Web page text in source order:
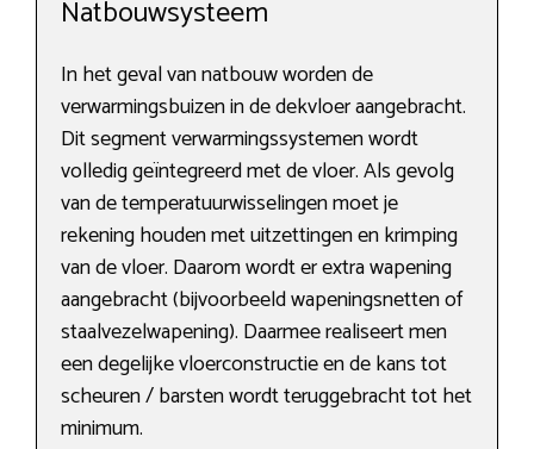
Natbouwsysteem
In het geval van natbouw worden de
verwarmingsbuizen in de dekvloer aangebracht.
Dit segment verwarmingssystemen wordt
volledig geïntegreerd met de vloer. Als gevolg
van de temperatuurwisselingen moet je
rekening houden met uitzettingen en krimping
van de vloer. Daarom wordt er extra wapening
aangebracht (bijvoorbeeld wapeningsnetten of
staalvezelwapening). Daarmee realiseert men
een degelijke vloerconstructie en de kans tot
scheuren / barsten wordt teruggebracht tot het
minimum.